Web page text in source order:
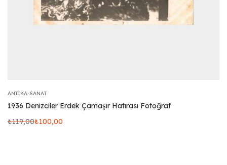
ANTIKA-SANAT
1936 Denizciler Erdek Çamaşır Hatırası Fotoğraf
₺119,00₺100,00